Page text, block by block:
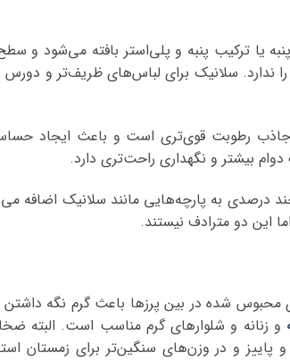
معمولاً از 100% پنبه یا ترکیب پنبه و پلی‌استر بافته می‌شود و
ندارد. سلانیک برای لباس‌های ظریف‌تر و دورس
و جاذب رطوبت قوی‌تری است و باعث ایجاد
بیشتر و نگهداری راحت‌تری دارد.
درصدی به پارچه‌هایی مانند سلانیک اضافه
این دو مترادف نیستند.
محبوس شده در بین پرزها باعث گرم نگه
و زنانه و شلوارهای گرم مناسب است. البته
و در وزن‌های سنگین‌تر برای زمستان